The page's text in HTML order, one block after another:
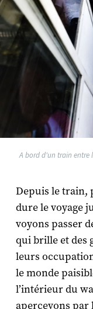
A bord d'un train entre
Depuis le train,
dure le voyage
voyons passer
qui brille et des
leurs
le monde
l’intérieur du
apercevons par